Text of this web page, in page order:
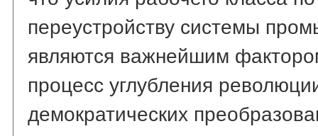
переустройству системы
являются важнейшим
процесс углубления
демократических